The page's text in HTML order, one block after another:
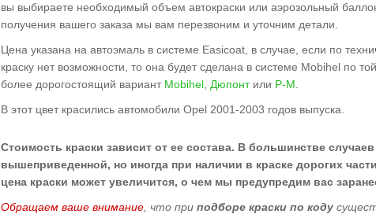
вы выбираете необходимый объем автокраски или аэрозольный
получения вашего заказа мы вам перезвоним и уточним детали.
Цена указана на автоэмаль в системе Easicoat, в случае, если по
краску нет возможности, то она будет сделана в системе Mobihel по
более дорогостоящий вариант Mobihel Дюпонтили Р-М
В этот цвет красились автомобили Opel 2001-2003 годов выпуска.
Стоимость краски зависит от ее состава. В большинстве
вышеприведенной, но иногда при наличии в краске дорогих
цена краски может увеличится, о чем мы предупредим вас
Обращаем ваше внимание , что при подборе краски по коду